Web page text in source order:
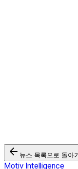
뉴스 목록으로 돌아
Motiv Intelligence